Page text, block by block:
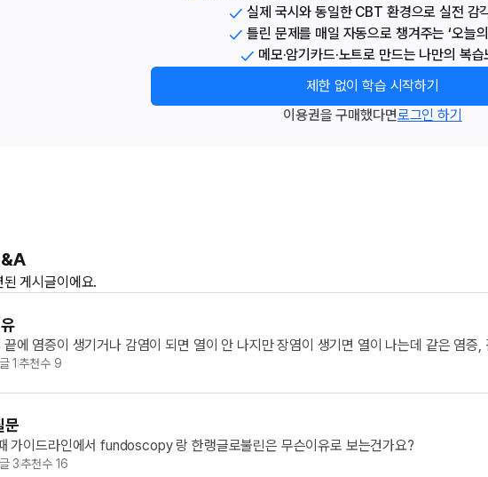
실제 국시와 동일한 CBT 환경으로 실전 감
틀린 문제를 매일 자동으로 챙겨주는 ‘오늘
메모·암기카드·노트로 만드는 나만의 복습
제한 없이 학습 시작하기
이용권을 구매했다면로그인 하기
된 게시글이에요.
에 염증이 생기거나 감염이 되면 열이 안 나지만 장염이 생기면 열이 나는데 같은 염증
아님 균의 양이 달라서? 그리고 열이 나고 안 나고는 균혈증이랑은 관련이...
1추천수 9
문
가이드라인에서 fundoscopy 랑 한랭글로불린은 무슨이유로 보는건가요?
3추천수 16